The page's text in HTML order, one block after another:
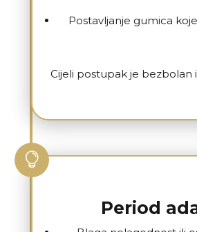
Postavljanje gumica
Cijeli postupak je bezbolan

Period